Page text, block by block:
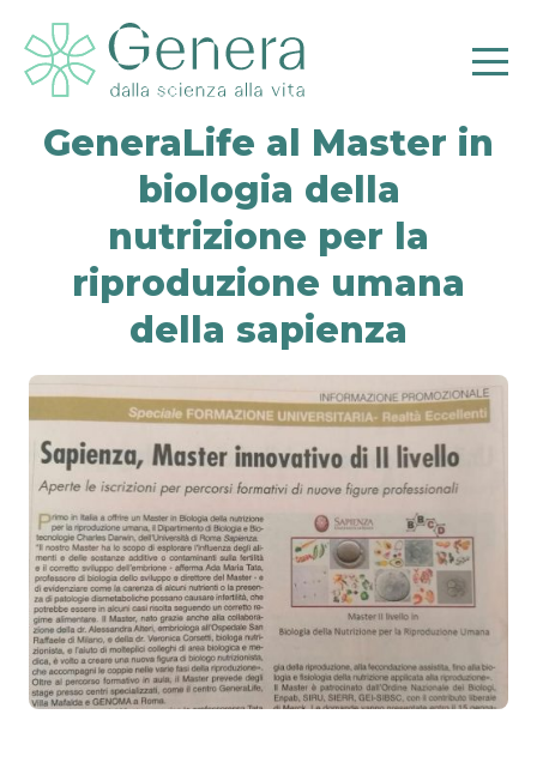
GeneraLife al Master in
biologia della
nutrizione per la
riproduzione umana
della sapienza